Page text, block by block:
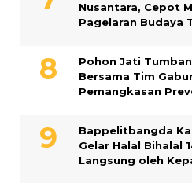
Nusantara, Cepot
Pagelaran Budaya
Pohon Jati
Bersama Tim
Pemangkasan
Bappelitbangda
Gelar Halal Bihalal
Langsung oleh